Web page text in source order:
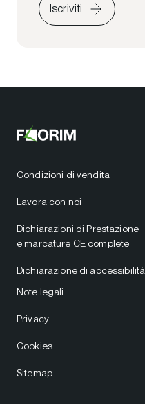
Iscriviti
Condizioni di vendita
Lavora con noi
Dichiarazioni di Prestazione
e marcature CE complete
Dichiarazione di accessibilità
Note legali
Privacy
Cookies
Sitemap